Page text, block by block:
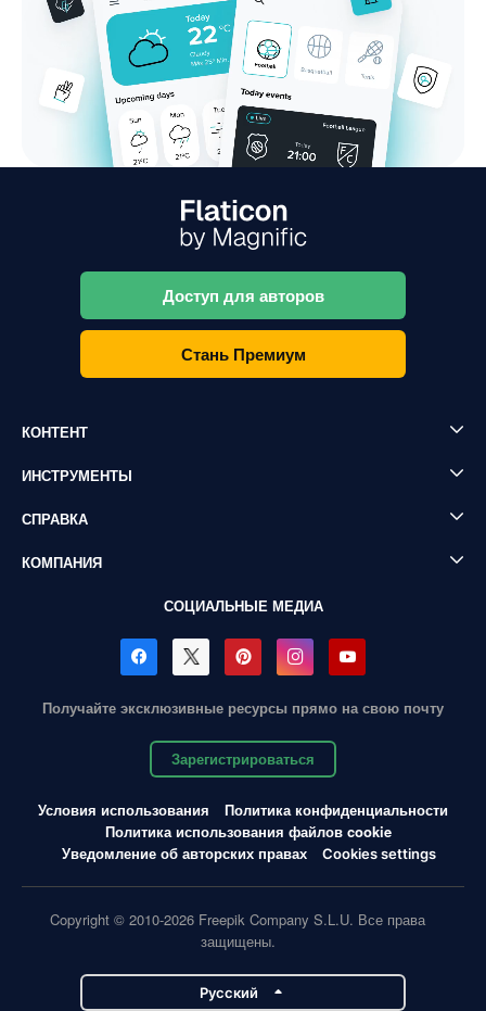
Доступ для авторов
Стань Премиум
КОНТЕНТ
ИНСТРУМЕНТЫ
СПРАВКА
КОМПАНИЯ
СОЦИАЛЬНЫЕ МЕДИА
Получайте эксклюзивные ресурсы прямо на свою почту
Зарегистрироваться
Условия использования
Политика конфиденциальности
Политика использования файлов cookie
Уведомление об авторских правах
Cookies settings
Copyright © 2010-2026 Freepik Company S.L.U. Все права
защищены.
Pусский